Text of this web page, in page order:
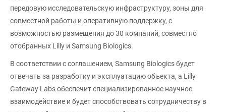
передовую исследовательскую инфраструктуру, зоны для
совместной работы и оперативную поддержку, с
возможностью размещения до 30 компаний, совместно
отобранных Lilly и Samsung Biologics.
В соответствии с соглашением, Samsung Biologics будет
отвечать за разработку и эксплуатацию объекта, а Lilly
Gateway Labs обеспечит специализированное научное
взаимодействие и будет способствовать сотрудничеству в